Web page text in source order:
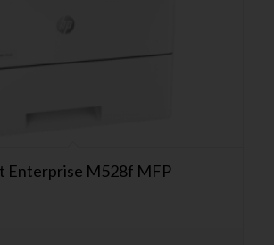
Enterprise M528f MFP